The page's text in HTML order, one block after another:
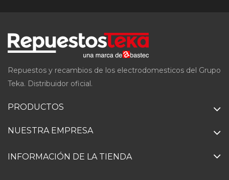
Repuestos y recambios de los electrodomesticos del Grupo
Teka. Distribuidor oficial.
PRODUCTOS
NUESTRA EMPRESA
INFORMACIÓN DE LA TIENDA